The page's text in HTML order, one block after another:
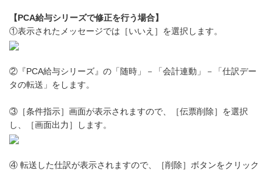
【PCA給与シリーズで修正を行う場合】
①表示されたメッセージでは［いいえ］を選択します。
②『PCA給与シリーズ』の「随時」－「会計連動」－「仕訳デー
タの転送」をします。
③［条件指示］画面が表示されますので、［伝票削除］を選択
し、［画面出力］します。
④ 転送した仕訳が表示されますので、［削除］ボタンをクリック